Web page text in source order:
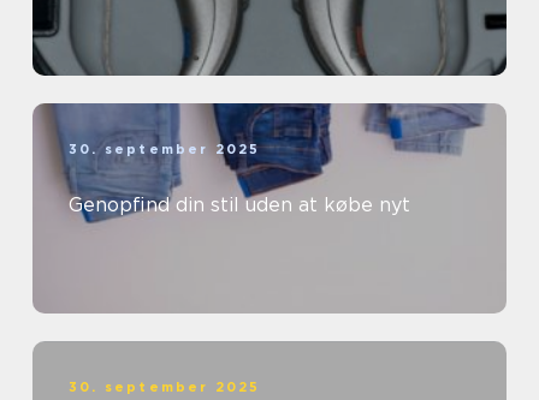
30. september 2025
Genopfind din stil uden at købe nyt
30. september 2025